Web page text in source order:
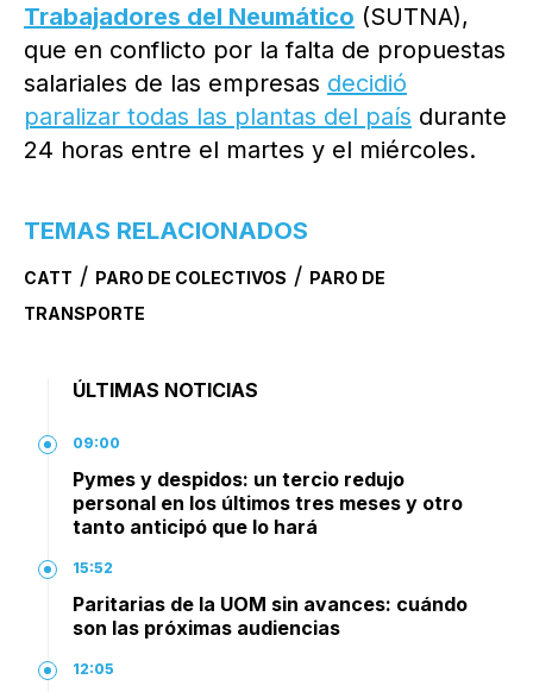
Trabajadores del Neumático (SUTNA),
que en conflicto por la falta de propuestas
salariales de las empresas decidió
paralizar todas las plantas del país durante
24 horas entre el martes y el miércoles.
TEMAS RELACIONADOS
CATT / PARO DE COLECTIVOS / PARO DE
TRANSPORTE
ÚLTIMAS NOTICIAS
09:00
Pymes y despidos: un tercio redujo
personal en los últimos tres meses y otro
tanto anticipó que lo hará
15:52
Paritarias de la UOM sin avances: cuándo
son las próximas audiencias
12:05